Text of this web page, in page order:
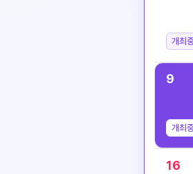
개최
9
개최
16